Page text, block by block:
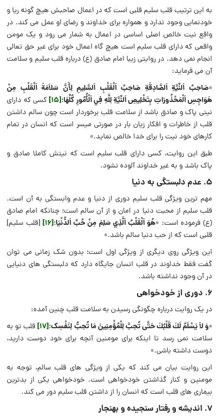
به این ترتیب قلب سلیم قلبی است که در اعمال صاحبش هیچ گونه ریا و
خودنمایی وجود ندارد و همواره برای خداوند و رضای او عمل می کند. در
واقع نیت خالص اصلی اساسی در اعمال به شمار می رود و یک مومن
واقعی که دارای قلب سلیم است هیچ گاه اعمال خود برای غیر حق تعالی
انجام نمی دهد. در روایتی زیبا امام صادق (ع) درباره قلب سلیم و سلامت
آن می فرماید:
«صَاحِبُ اَلنِّيَّةِ اَلصَّادِقَةِ صَاحِبُ اَلْقَلْبِ اَلسَّلِيمِ لِأَنَّ سَلاَمَةَ اَلْقَلْبِ مِنْ
هَوَاجِسِ اَلْمَحْذُورَاتِ بِتَخْلِيصِ اَلنِّيَّةِ لِلَّهِ فِي اَلْأُمُورِ كُلِّهَا؛[15]
كسى كه داراى
نيتى پاک و صادق باشد از سلامت قلب برخوردار است چون سالم داشتن
قلب از خاطرات و افكار زيان بار در صورتى ميسر است كه انسان در تمام
كارهاى خود نيت را براى خدا خالص نمايد.»
طبق این روایت، کسی دارای قلب سلیم است که نیتش کاملا صادق و
پاک باشد و به غیر خداوند آلوده نشود.
۵. عدم دلبستگی به دنیا
مهم ترین ویژگی قلب سلیم دوری از دنیا و عدم وابستگی به آن است.
قلب سلیم از محبت دنیا در امان و از آن سالم است؛ چنانکه امام صادق
(ع) فرموده است: «هُوَ اَلْقَلْبُ اَلَّذِي سَلِمَ مِنْ حُبِّ اَلدُّنْيَا؛[16]
[قلب سلیم]
قلبی است که از حب دنیا سالم باشد.»
این ویژگی روی دیگری از ویژگی اول است؛ بدون شک زمانی می توان
گفت فقط خداوند در قلب انسان جایگاه دارد که دلبستگی های دنیایی
در آن وجود نداشته باشد.
۶. دوری از خودخواهی
در یک روایت درباره چگونگی رسیدن به سلامت قلب چنین آمده:
«وَ لاَ يَسْلَمُ لَكَ قَلْبُكَ حَتَّى تُحِبَّ لِلْمُؤْمِنِينَ مَا تُحِبُّ لِنَفْسِک؛[17]
قلب تو به
سلامت نمی رسد تا اینکه برای مومنین آنچه برای خود دوست دارید،
دوست داشته باشی.»
این روایت بیان می کند که یکی از ویژگی های قلب سالم، توجه به
مومنین و کنار گذاشتن خودخواهی است. خودخواهی یکی از بدترین
بیماری های قلب است که انسان را از داشتن قلب سلیم دور می کند.
۷. اندیشه و رفتار سنجیده و بهنجار